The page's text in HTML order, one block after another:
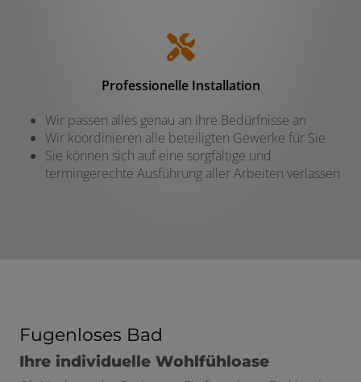
Professionelle Installation
Wir passen alles genau an Ihre Bedürfnisse an
Wir koordinieren alle beteiligten Gewerke für Sie
Sie können sich auf eine sorgfältige und
termingerechte Ausführung aller Arbeiten verlassen
Fugenloses Bad
Ihre individuelle Wohlfühloase